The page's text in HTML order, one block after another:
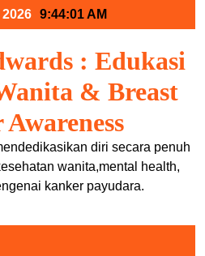
9:44:01 AM
: Edukasi
& Breast
Awareness
diri secara penuh
wanita,mental health,
kanker payudara.